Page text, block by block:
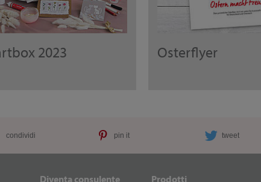
2023 Osterflyer
condividi pin it tweet
Diventa consulente Prodotti